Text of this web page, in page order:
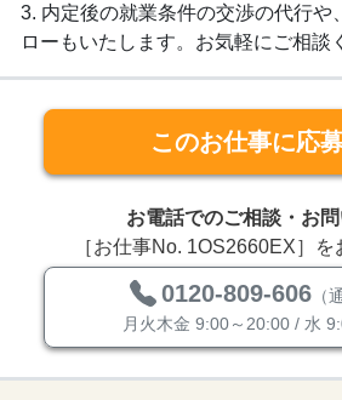
3. 内定後の就業条件の交渉の代行や
ローもいたします。お気軽にご相談
このお仕事に応
お電話でのご相談・お
［お仕事No. 1OS2660EX］
0120-809-606 （
月火木金 9:00～20:00 / 水